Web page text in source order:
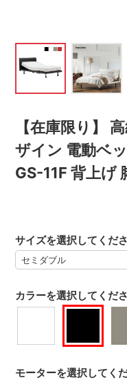
【在庫限り】
ザイン 電動ベ
GS-11F 背上げ
カラーを選択してくだ
サイズを選択してくだ
モーターを選択してく